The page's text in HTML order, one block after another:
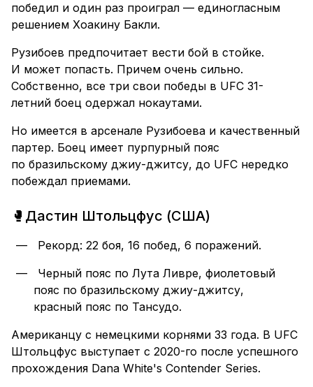
победил и один раз проиграл — единогласным
решением Хоакину Бакли.
Рузибоев предпочитает вести бой в стойке.
И может попасть. Причем очень сильно.
Собственно, все три свои победы в UFC 31-
летний боец одержал нокаутами.
Но имеется в арсенале Рузибоева и качественный
партер. Боец имеет пурпурный пояс
по бразильскому джиу-джитсу, до UFC нередко
побеждал приемами.
🥊Дастин Штольцфус (США)
Рекорд: 22 боя, 16 побед, 6 поражений.
Черный пояс по Лута Ливре, фиолетовый
пояс по бразильскому джиу-джитсу,
красный пояс по Тансудо.
Американцу с немецкими корнями 33 года. В UFC
Штольцфус выступает с 2020-го после успешного
прохождения Dana White's Contender Series.